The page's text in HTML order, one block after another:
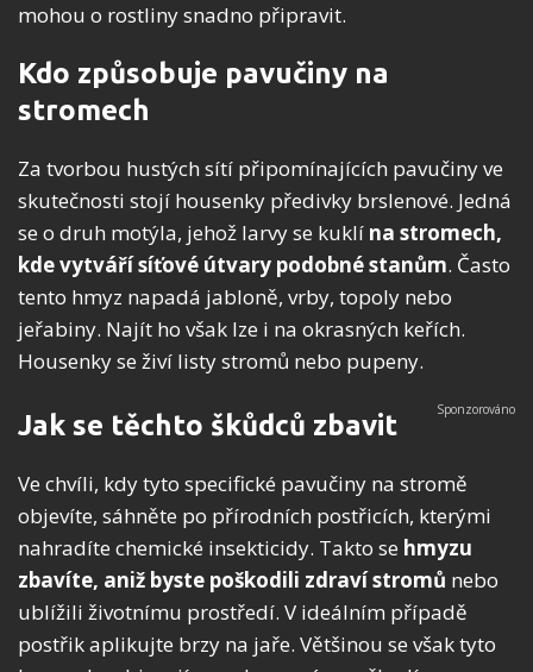
mohou o rostliny snadno připravit.
Kdo způsobuje pavučiny na
stromech
Za tvorbou hustých sítí připomínajících pavučiny ve
skutečnosti stojí housenky předivky brslenové. Jedná
se o druh motýla, jehož larvy se kuklí na stromech,
kde vytváří síťové útvary podobné stanům. Často
tento hmyz napadá jabloně, vrby, topoly nebo
jeřabiny. Najít ho však lze i na okrasných keřích.
Housenky se živí listy stromů nebo pupeny.
Jak se těchto škůdců zbavit
Ve chvíli, kdy tyto specifické pavučiny na stromě
objevíte, sáhněte po přírodních postřicích, kterými
nahradíte chemické insekticidy. Takto se hmyzu
zbavíte, aniž byste poškodili zdraví stromů nebo
ublížili životnímu prostředí. V ideálním případě
postřik aplikujte brzy na jaře. Většinou se však tyto